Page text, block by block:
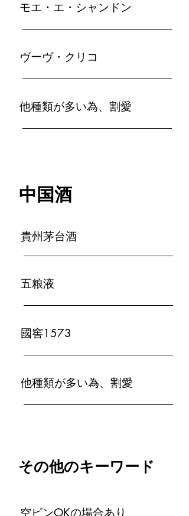
モエ・エ・シャンドン
ヴーヴ・クリコ
​他種類が多い為、割愛
中国酒
貴州茅台酒
五粮液
國窖1573
​他種類が多い為、割愛
​その他のキーワード
空ビンOKの場合あり